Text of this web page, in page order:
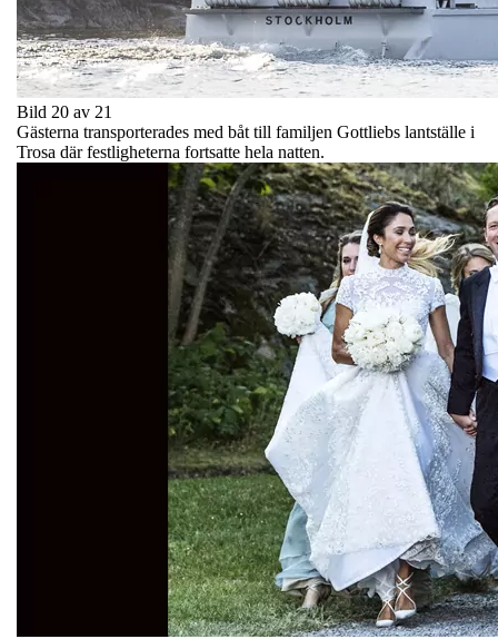
Bild 20 av 21
Gästerna transporterades med båt till familjen Gottliebs lantställe i
Trosa där festligheterna fortsatte hela natten.